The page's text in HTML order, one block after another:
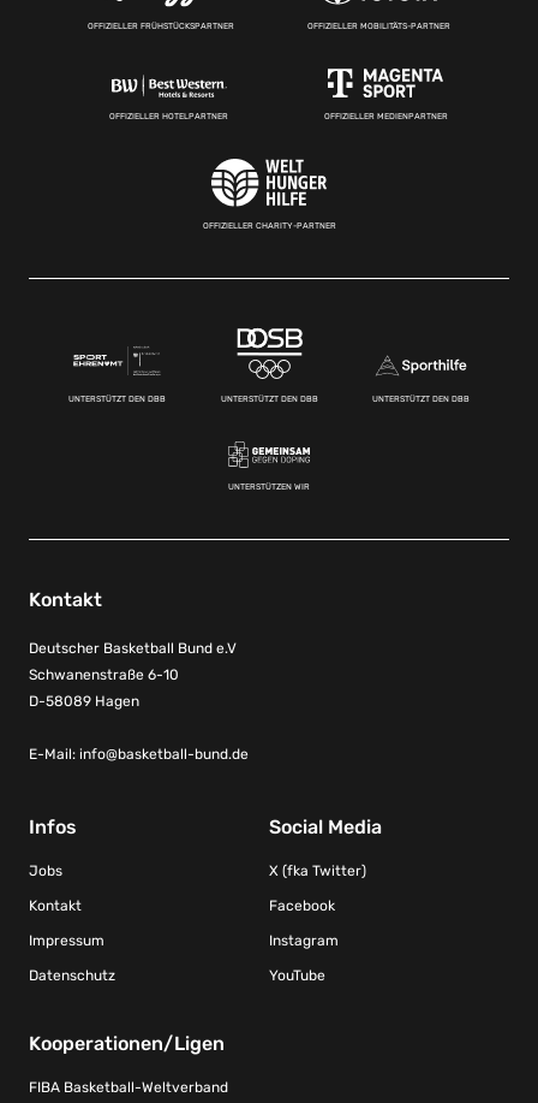
OFFIZIELLER FRÜHSTÜCKSPARTNER OFFIZIELLER MOBILITÄTS-PARTNER
OFFIZIELLER HOTELPARTNER OFFIZIELLER MEDIENPARTNER
OFFIZIELLER CHARITY-PARTNER
UNTERSTÜTZT DEN DBB UNTERSTÜTZT DEN DBB UNTERSTÜTZT DEN DBB
UNTERSTÜTZEN WIR
Kontakt
Deutscher Basketball Bund e.V
Schwanenstraße 6-10
D-58089 Hagen
E-Mail: info@basketball-bund.de
Infos
Jobs
Kontakt
Impressum
Datenschutz
Social Media
X (fka Twitter)
Facebook
Instagram
YouTube
Kooperationen/Ligen
FIBA Basketball-Weltverband